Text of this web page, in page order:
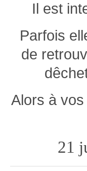
Il est
Parfois
de
Alors à
21